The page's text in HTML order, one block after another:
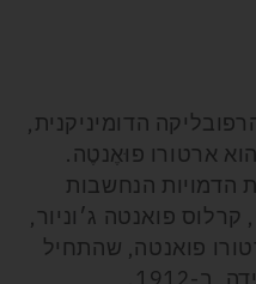
הדומיניקנית,
ארטורו פוּאֶנטֶה.
הדמויות הנחשבות
פואנטה ג׳וניור,
פואנטה, שהתחיל